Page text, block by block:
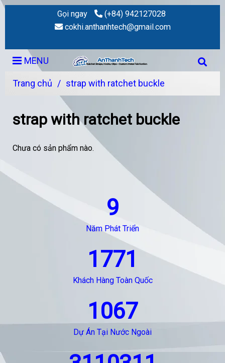
Gọi ngay
(+84) 942127028
cokhi.anthanhtech@gmail.com
MENU
Trang chủ / strap with ratchet buckle
strap with ratchet buckle
Chưa có sản phẩm nào.
9
Năm Phát Triển
1771
Khách Hàng Toàn Quốc
1067
Dự Án Tại Nước Ngoài